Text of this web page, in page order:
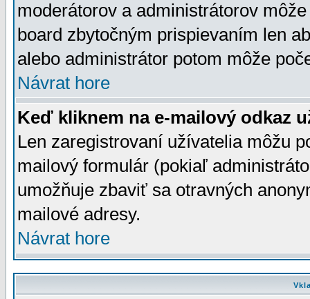
moderátorov a administrátorov
board zbytočným prispievaním len
alebo administrátor potom môže
Návrat hore
Keď kliknem na e-mailový odkaz
Len zaregistrovaní užívatelia môžu
mailový formulár (pokiaľ
umožňuje zbaviť sa otravných
mailové adresy.
Návrat hore